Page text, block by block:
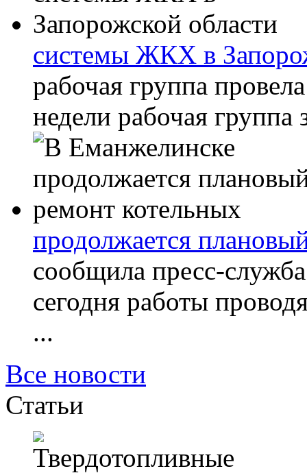
системы ЖКХ в
рабочая группа
недели рабочая группа
продолжается
сообщила пресс-
сегодня работы
...
Все новости
Статьи